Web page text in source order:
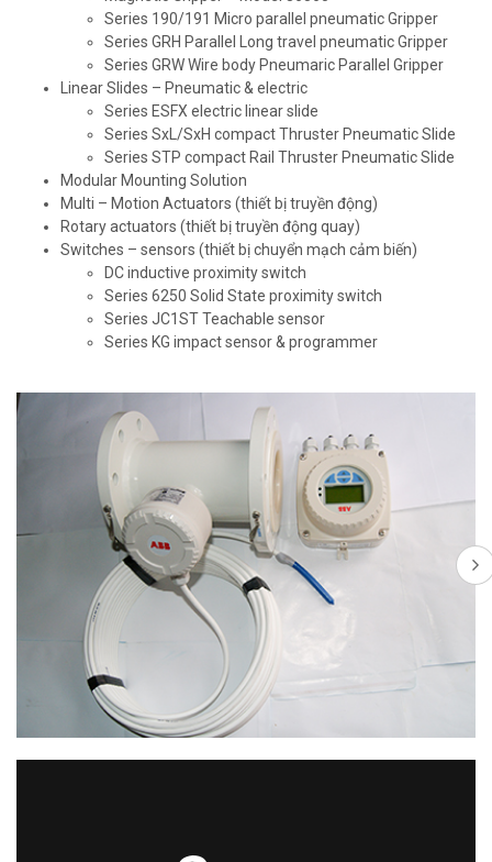
Series 190/191 Micro parallel pneumatic Gripper
Series GRH Parallel Long travel pneumatic Gripper
Series GRW Wire body Pneumaric Parallel Gripper
Linear Slides – Pneumatic & electric
Series ESFX electric linear slide
Series SxL/SxH compact Thruster Pneumatic Slide
Series STP compact Rail Thruster Pneumatic Slide
Modular Mounting Solution
Multi – Motion Actuators (thiết bị truyền động)
Rotary actuators (thiết bị truyền động quay)
Switches – sensors (thiết bị chuyển mạch cảm biến)
DC inductive proximity switch
Series 6250 Solid State proximity switch
Series JC1ST Teachable sensor
Series KG impact sensor & programmer